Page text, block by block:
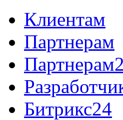
Клиентам
Партнерам
Битрикс24